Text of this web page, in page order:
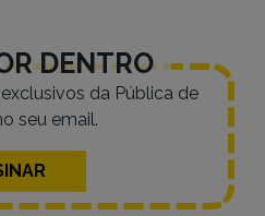
DENTRO
da Pública de
seu email.